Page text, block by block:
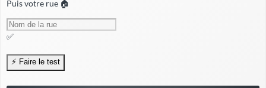
Puis votre rue 🏠
✅